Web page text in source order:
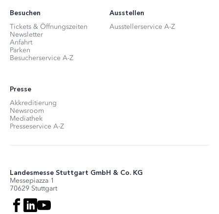
Besuchen
Tickets & Öffnungszeiten
Newsletter
Anfahrt
Parken
Besucherservice A-Z
Ausstellen
Ausstellerservice A-Z
Presse
Akkreditierung
Newsroom
Mediathek
Presseservice A-Z
Landesmesse Stuttgart GmbH & Co. KG
Messepiazza 1
70629 Stuttgart